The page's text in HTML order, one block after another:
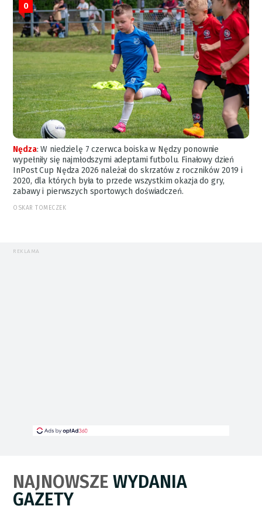
0
Nędza:W niedzielę 7 czerwca boiska w Nędzy ponownie
wypełniły się najmłodszymi adeptami futbolu. Finałowy dzień
InPost Cup Nędza 2026 należał do skrzatów z roczników 2019 i
2020, dla których była to przede wszystkim okazja do gry,
zabawy i pierwszych sportowych doświadczeń.
OSKAR TOMECZEK
REKLAMA
NAJNOWSZEWYDANIA
GAZETY